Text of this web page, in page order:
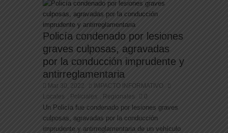
Policía condenado por lesiones
graves culposas, agravadas
por la conducción imprudente y
antirreglamentaria
Mar 30, 2022
IMPACTO INFORMATIVO
Locales
Policiales Regionales 0
Un Policía fue condenado por lesiones graves
culposas, agravadas por la conducción
imprudente y antirreglamentaria de un vehículo